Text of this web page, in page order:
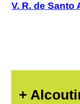
V. R. de Santo
+